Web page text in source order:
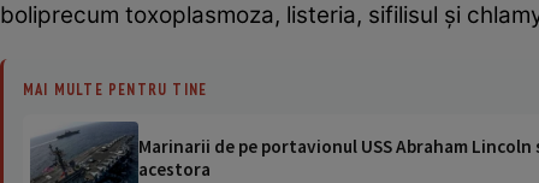
boliprecum toxoplasmoza, listeria, sifilisul şi
MAI MULTE PENTRU TINE
Marinarii de pe portavionul USS Abraham
acestora